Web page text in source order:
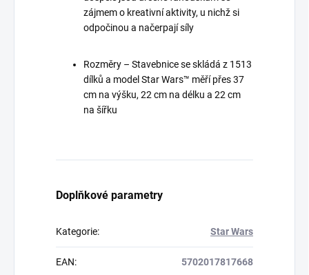
zájmem o kreativní aktivity, u nichž si
odpočinou a načerpají síly
Rozměry – Stavebnice se skládá z 1513
dílků a model Star Wars™ měří přes 37
cm na výšku, 22 cm na délku a 22 cm
na šířku
Doplňkové parametry
Kategorie: Star Wars
EAN: 5702017817668